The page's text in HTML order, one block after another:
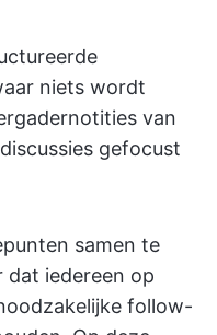
niets wordt
van
gefocust
samen te
dat iedereen op
follow-